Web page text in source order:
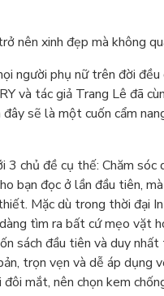
nên xinh đẹp mà không
người phụ nữ trên đời
và tác giả Trang Lê đã
sẽ là một cuốn cẩm
chủ đề cụ thế: Chăm
bạn đọc ở lần đầu tiên,
Mặc dù trong thời đại
tìm ra bất cứ mẹo vặt
sách đầu tiên và duy
trọn vẹn và dễ áp dụng
mắt, nên chọn kem